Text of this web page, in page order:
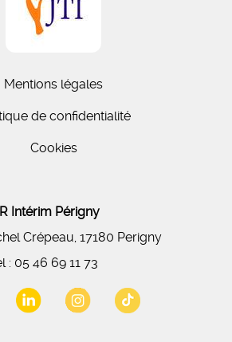
Mentions légales
de confidentialité
Cookies
Intérim Périgny
Crépeau, 17180 Perigny
: 05 46 69 11 73